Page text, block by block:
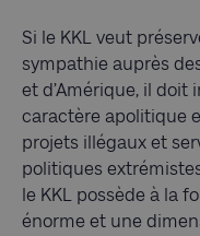
Si le KKL veut
sympathie auprès
et d’Amérique, il doit
caractère apolitique
projets illégaux et
politiques
le KKL possède à la
énorme et une